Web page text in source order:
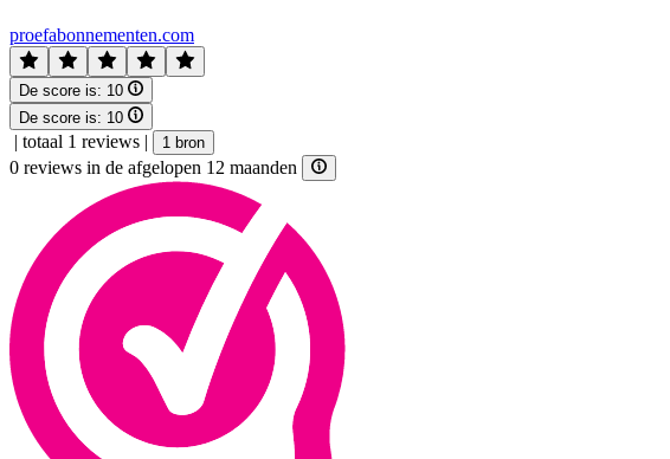
proefabonnementen.com
De score is: 10
De score is: 10
| totaal 1 reviews | 1 bron
0 reviews in de afgelopen 12 maanden